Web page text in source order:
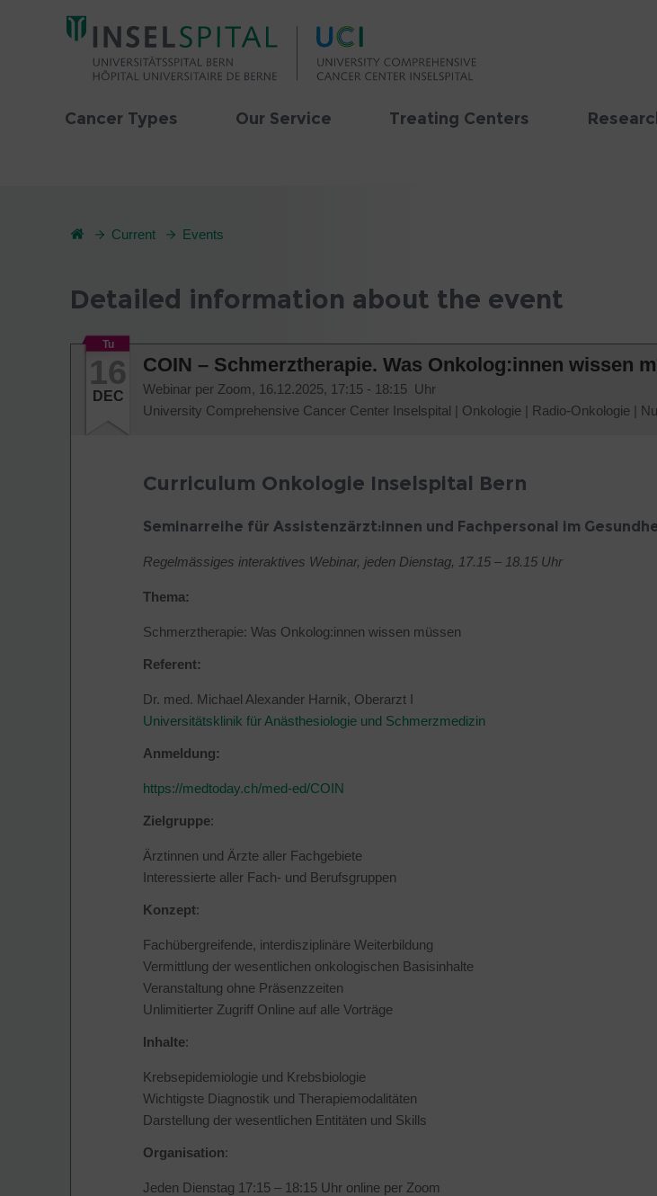
Cancer Types Our Service Treating Centers
Current Events
Detailed information about the event
Tu
16
DEC
COIN – Schmerztherapie. Was Onkolog:innen wissen
Webinar per Zoom, 16.12.2025, 17:15 - 18:15 Uhr
University Comprehensive Cancer Center Inselspital | Onkologie | Radio-Onkologie |
Curriculum Onkologie Inselspital Bern
Seminarreihe für Assistenzärzt:innen und Fachpersonal im
Regelmässiges interaktives Webinar, jeden Dienstag, 17.15 – 18.15 Uhr
Thema:
Schmerztherapie: Was Onkolog:innen wissen müssen
Referent:
Dr. med. Michael Alexander Harnik, Oberarzt I
Universitätsklinik für Anästhesiologie und Schmerzmedizin
Anmeldung:
https://medtoday.ch/med-ed/COIN
Zielgruppe:
Ärztinnen und Ärzte aller Fachgebiete
Interessierte aller Fach- und Berufsgruppen
Konzept:
Fachübergreifende, interdisziplinäre Weiterbildung
Vermittlung der wesentlichen onkologischen Basisinhalte
Veranstaltung ohne Präsenzzeiten
Unlimitierter Zugriff Online auf alle Vorträge
Inhalte:
Krebsepidemiologie und Krebsbiologie
Wichtigste Diagnostik und Therapiemodalitäten
Darstellung der wesentlichen Entitäten und Skills
Organisation:
Jeden Dienstag 17:15 – 18:15 Uhr online per Zoom